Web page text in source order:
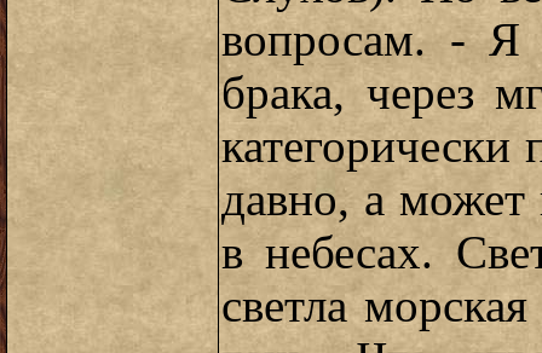
вопросам. - Я
брака, через
давно, а может
в небесах.
светла